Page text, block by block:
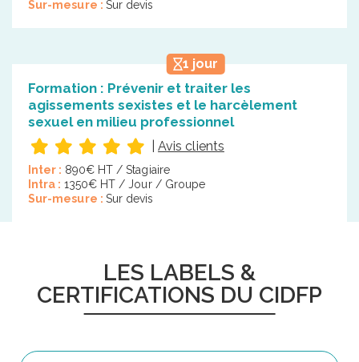
Sur-mesure : Sur devis
1 jour
Formation : Prévenir et traiter les
agissements sexistes et le harcèlement
sexuel en milieu professionnel
Avis clients
Inter : 890€ HT / Stagiaire
Intra : 1350€ HT / Jour / Groupe
Sur-mesure : Sur devis
LES LABELS &
CERTIFICATIONS DU CIDFP